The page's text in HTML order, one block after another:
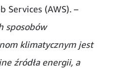
Services (AWS). –
sposobów
klimatycznym jest
źródła energii, a